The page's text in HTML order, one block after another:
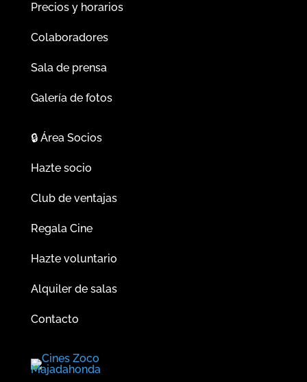
Precios y horarios
Colaboradores
Sala de prensa
Galería de fotos
🔒Área Socios
Hazte socio
Club de ventajas
Regala Cine
Hazte voluntario
Alquiler de salas
Contacto